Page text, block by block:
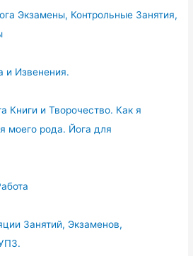
Экзамены, Контрольные Занятия,
и Извенения.
и Творочество. Как я
моего рода. Йога для
Занятий, Экзаменов,